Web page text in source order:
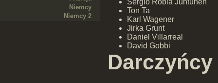
Niemcy
Niemcy 2
Ton Ta
Karl Wagener
Jirka Grunt
Daniel Villarreal
David Gobbi